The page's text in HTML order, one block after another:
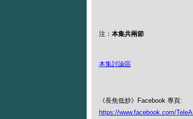
注： 本集共兩節
本集討論區
《長焦低炒》Facebook 專頁:
https://www.facebook.com/